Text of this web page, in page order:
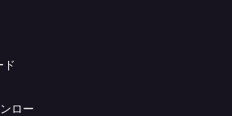
ド
ロー